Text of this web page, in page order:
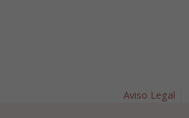
Aviso Legal